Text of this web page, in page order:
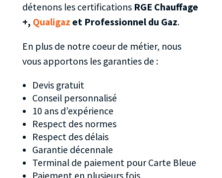
détenons les certifications RGE Chauffage
+, Qualigaz et Professionnel du Gaz.
En plus de notre coeur de métier, nous
vous apportons les garanties de :
Devis gratuit
Conseil personnalisé
10 ans d’expérience
Respect des normes
Respect des délais
Garantie décennale
Terminal de paiement pour Carte Bleue